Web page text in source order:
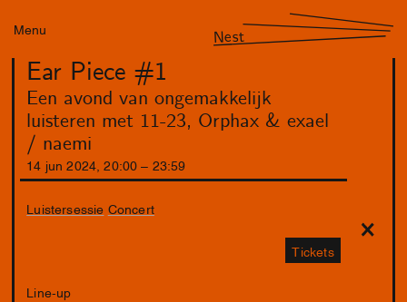
Menu Nest
Ear Piece #1
Een avond van ongemakkelijk
luisteren met 11-23, Orphax & exael
/ naemi
14 jun 2024 ,20:00 23 :59
Luistersessie Concert
Tickets
Line-up